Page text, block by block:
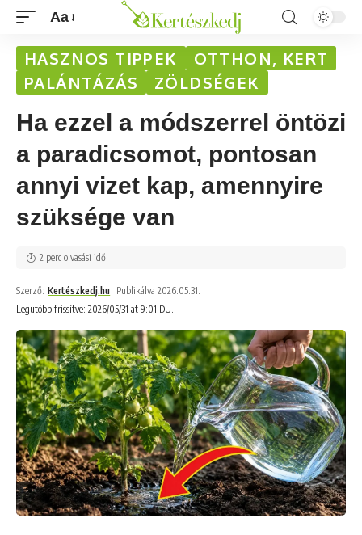
Aa
HASZNOS TIPPEK
OTTHON, KERT
PALÁNTÁZÁS
ZÖLDSÉGEK
Ha ezzel a módszerrel öntözi
a paradicsomot, pontosan
annyi vizet kap, amennyire
szüksége van
Legutóbb frissítve: 2026/05/31 at 9:01 DU.
Szerző: Kertészkedj.hu Publikálva 2026.05.31.
2 perc olvasási idő